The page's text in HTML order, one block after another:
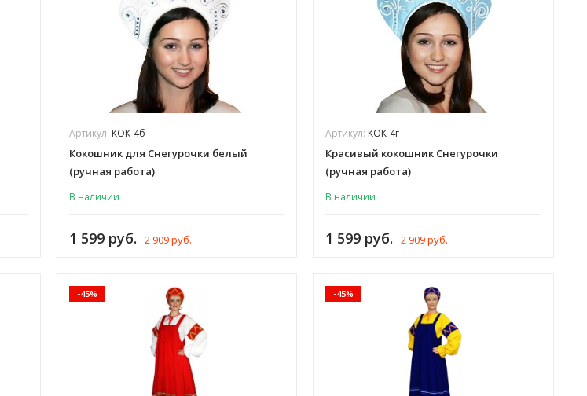
Артикул: КОК-4б
Кокошник для Снегурочки белый
(ручная работа)
В наличии
1 599 руб. 2 909 руб.
Артикул: КОК-4г
Красивый кокошник Снегурочки
(ручная работа)
В наличии
1 599 руб. 2 909 руб.
-45% -45%